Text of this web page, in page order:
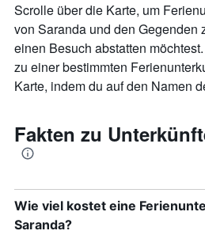
Scrolle über die Karte, um
von Saranda und den Gegenden
einen Besuch abstatten
zu einer bestimmten
Karte, indem du auf den Namen
Fakten zu
Wie viel kostet eine
Saranda?